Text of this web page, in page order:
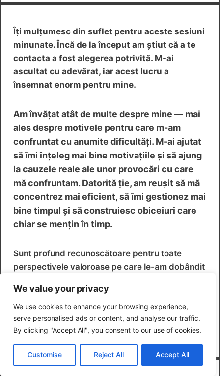
We value your privacy
We use cookies to enhance your browsing experience,
serve personalised ads or content, and analyse our traffic.
By clicking "Accept All", you consent to our use of cookies.
Customise Reject All Accept All
Îți mulțumesc din suflet pentru aceste sesiuni
minunate. Încă de la început am știut că a te
contacta a fost alegerea potrivită. M-ai
ascultat cu adevărat, iar acest lucru a
însemnat enorm pentru mine.
Am învățat atât de multe despre mine — mai
ales despre motivele pentru care m-am
confruntat cu anumite dificultăți. M-ai ajutat
să îmi înțeleg mai bine motivațiile și să ajung
la cauzele reale ale unor provocări cu care
mă confruntam. Datorită ție, am reușit să mă
concentrez mai eficient, să îmi gestionez mai
bine timpul și să construiesc obiceiuri care
chiar se mențin în timp.
Sunt profund recunoscătoare pentru toate
perspectivele valoroase pe care le-am dobândit
împreună!
IRINA, SOLUTION ENGINEER